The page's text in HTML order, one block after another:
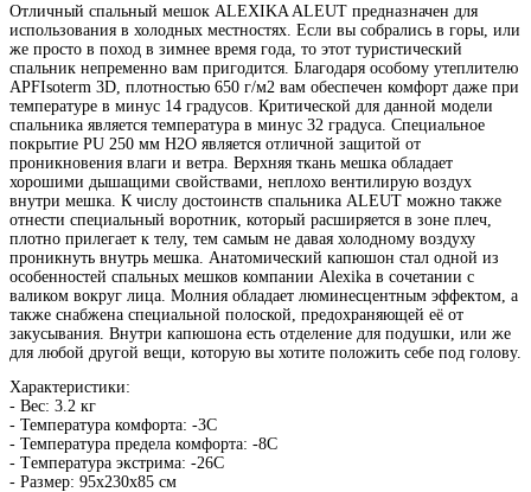
Отличный спальный мешок ALEXIKA ALEUT предназначен для
использования в холодных местностях. Если вы собрались в горы, или
же просто в поход в зимнее время года, то этот туристический
спальник непременно вам пригодится. Благодаря особому утеплителю
APFIsoterm 3D, плотностью 650 г/м2 вам обеспечен комфорт даже при
температуре в минус 14 градусов. Критической для данной модели
спальника является температура в минус 32 градуса. Специальное
покрытие PU 250 мм Н2О является отличной защитой от
проникновения влаги и ветра. Верхняя ткань мешка обладает
хорошими дышащими свойствами, неплохо вентилирую воздух
внутри мешка. К числу достоинств спальника ALEUT можно также
отнести специальный воротник, который расширяется в зоне плеч,
плотно прилегает к телу, тем самым не давая холодному воздуху
проникнуть внутрь мешка. Анатомический капюшон стал одной из
особенностей спальных мешков компании Alexika в сочетании с
валиком вокруг лица. Молния обладает люминесцентным эффектом, а
также снабжена специальной полоской, предохраняющей её от
закусывания. Внутри капюшона есть отделение для подушки, или же
для любой другой вещи, которую вы хотите положить себе под голову.
Характеристики:
- Вес: 3.2 кг
- Температура комфорта: -3C
- Температура предела комфорта: -8C
- Tемпература экстрима: -26C
- Размер: 95x230x85 см